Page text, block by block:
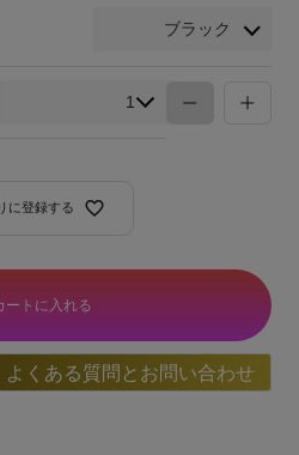
に登録する
ートに入れる
よくある質問とお問い合わせ